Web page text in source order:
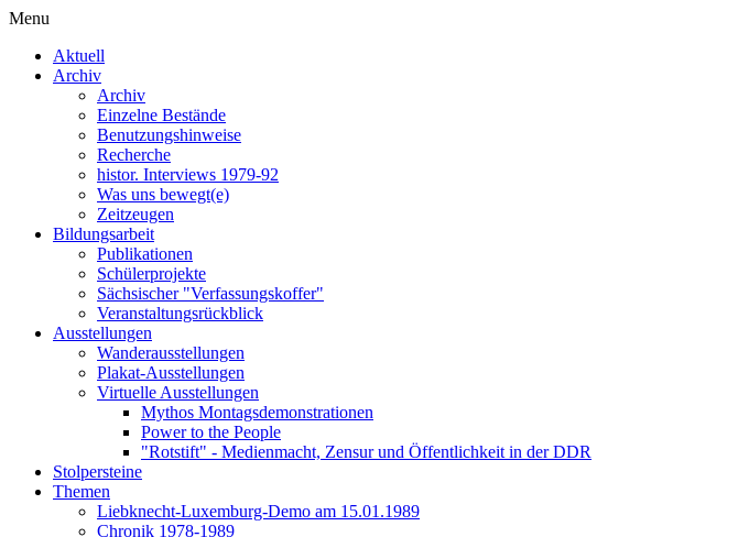
Menu
Aktuell
Archiv
Archiv
Einzelne Bestände
Benutzungshinweise
Recherche
histor. Interviews 1979-92
Was uns bewegt(e)
Zeitzeugen
Bildungsarbeit
Publikationen
Schülerprojekte
Sächsischer "Verfassungskoffer"
Veranstaltungsrückblick
Ausstellungen
Wanderausstellungen
Plakat-Ausstellungen
Virtuelle Ausstellungen
Mythos Montagsdemonstrationen
Power to the People
"Rotstift" - Medienmacht, Zensur und Öffentlichkeit in der DDR
Stolpersteine
Themen
Liebknecht-Luxemburg-Demo am 15.01.1989
Chronik 1978-1989